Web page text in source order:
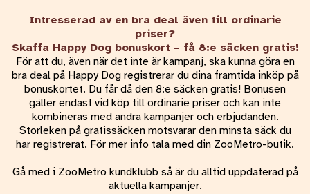
Intresserad av en bra deal även till ordinarie
priser?
Skaffa Happy Dog bonuskort – få 8:e säcken gratis!
För att du, även när det inte är kampanj, ska kunna göra en
bra deal på Happy Dog registrerar du dina framtida inköp på
bonuskortet. Du får då den 8:e säcken gratis! Bonusen
gäller endast vid köp till ordinarie priser och kan inte
kombineras med andra kampanjer och erbjudanden.
Storleken på gratissäcken motsvarar den minsta säck du
har registrerat. För mer info tala med din ZooMetro-butik.
Gå med i ZooMetro kundklubb så är du alltid uppdaterad på
aktuella kampanjer.